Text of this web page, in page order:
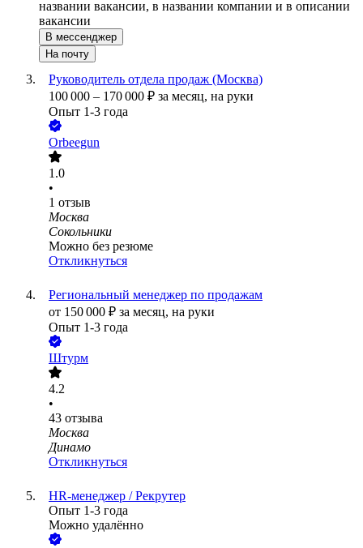
названии вакансии, в названии компании и в описании
вакансии
В мессенджер
На почту
Руководитель отдела продаж (Москва)
100 000 – 170 000 ₽ за месяц, на руки
Опыт 1-3 года
Orbeegun
1.0
•
1 отзыв
Москва
Сокольники
Можно без резюме
Откликнуться
Региональный менеджер по продажам
от 150 000 ₽ за месяц, на руки
Опыт 1-3 года
Штурм
4.2
•
43 отзыва
Москва
Динамо
Откликнуться
HR-менеджер / Рекрутер
Опыт 1-3 года
Можно удалённо